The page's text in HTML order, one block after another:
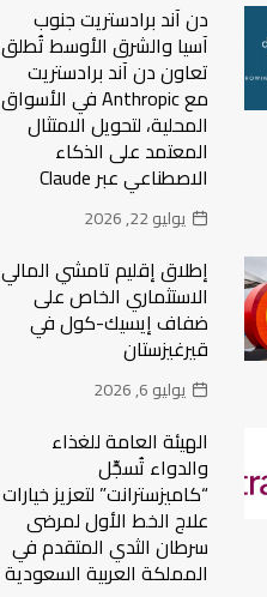
دن آند برادستريت جنوب
آسيا والشرق الأوسط تُطلق
تعاون دن آند برادستريت
مع Anthropic في الأسواق
المحلية، لتحويل الامتثال
المعتمد على الذكاء
الاصطناعي عبر Claude
يوليو 22, 2026
إطلاق إقليم تامشي المالي
الاستثماري الخاص على
ضفاف إيسيك-كول في
قيرغيزستان
يوليو 6, 2026
الهيئة العامة للغذاء
والدواء تُسجِّل
“كاميزسترانت” لتعزيز خيارات
علاج الخط الأول لمرضى
سرطان الثدي المتقدم في
المملكة العربية السعودية